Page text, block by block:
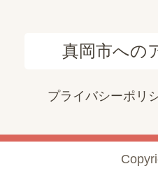
真岡市への
プライバシーポリ